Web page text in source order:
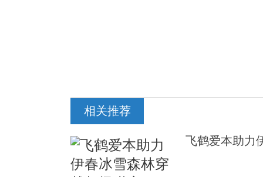
相关推荐
飞鹤爱本助力